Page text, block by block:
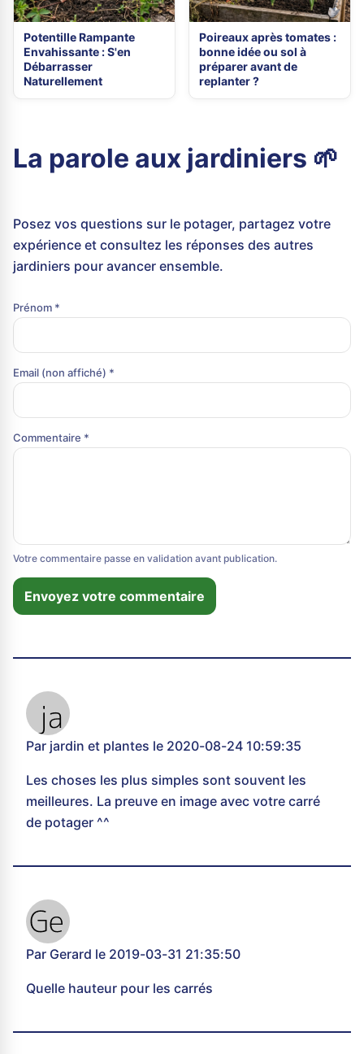
Potentille Rampante
Envahissante : S'en
Débarrasser
Naturellement
Poireaux après tomates :
bonne idée ou sol à
préparer avant de
replanter ?
La parole aux jardiniers 🌱
Posez vos questions sur le potager, partagez votre
expérience et consultez les réponses des autres
jardiniers pour avancer ensemble.
Prénom *
Email (non affiché) *
Commentaire *
Votre commentaire passe en validation avant publication.
Envoyez votre commentaire
Par jardin et plantes le 2020-08-24 10:59:35
Les choses les plus simples sont souvent les
meilleures. La preuve en image avec votre carré
de potager ^^
Par Gerard le 2019-03-31 21:35:50
Quelle hauteur pour les carrés